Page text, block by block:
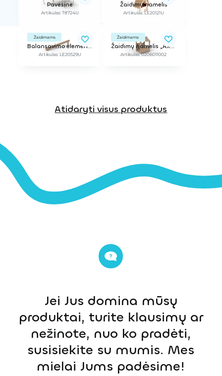
Pavėsinė
Artikulas: T8724U
Žaidimų namelis
Artikulas: LE20121U
Žaidimams
Balansavimo elementas
Artikulas: LE20529U
Žaidimams
Žaidimų namelis „Axel“
Artikulas: 0206011002
Atidaryti visus produktus
Jei Jus domina mūsų
produktai, turite klausimų ar
nežinote, nuo ko pradėti,
susisiekite su mumis. Mes
mielai Jums padėsime!